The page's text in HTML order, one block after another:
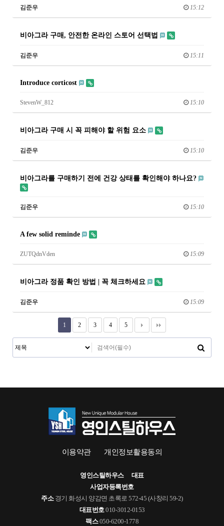
김준우 15:12
비아그라 구매, 안전한 온라인 스토어 선택법
김준우 15:11
Introduce corticost
StevenW_812 15:10
비아그라 구매 시 꼭 피해야 할 위험 요소
김준우 15:10
비아그라를 구매하기 전에 건강 상태를 확인해야 하나요?
김준우 15:10
A few solid reminde
ZUTQdnVden 15:09
비아그라 정품 확인 방법 | 꼭 체크하세요
김준우 15:09
1 2 3 4 5
이용약관 개인정보활용동의
영인스틸하우스
대표
사업자등록번호
주소경기 화성시 양감면 초록로 572-45 (사창리 59-2)
대표번호010-3012-0153
팩스050-6200-1778